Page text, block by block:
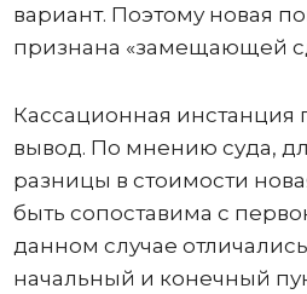
вариант. Поэтому новая
признана «замещающей
Кассационная инстанция
вывод. По мнению суда,
разницы в стоимости
быть сопоставима с
данном случае
начальный и конечный